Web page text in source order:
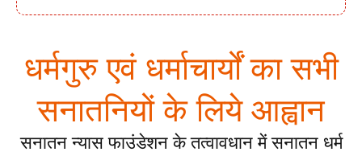
धर्मगुरु एवं धर्माचार्यों का सभी
सनातनियों के लिये आह्वान
सनातन न्यास फाउंडेशन के तत्वावधान में सनातन धर्म